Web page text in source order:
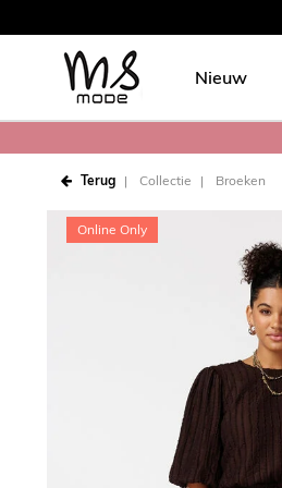
Nieuw
Terug Collectie Broeken
Online Only